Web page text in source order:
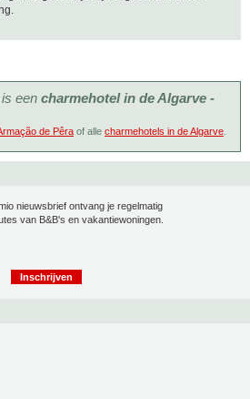
een charmehotel in de Algarve -
de Pêra of alle charmehotels in de Algarve
nieuwsbrief ontvang je regelmatig
van B&B's en vakantiewoningen.